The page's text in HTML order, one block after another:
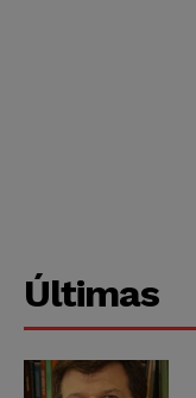
Últimas